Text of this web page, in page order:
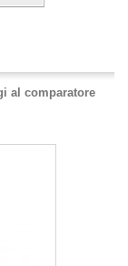
al comparatore